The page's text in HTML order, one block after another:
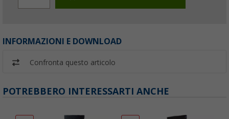
INFORMAZIONI E DOWNLOAD
Confronta questo articolo
POTREBBERO INTERESSARTI ANCHE